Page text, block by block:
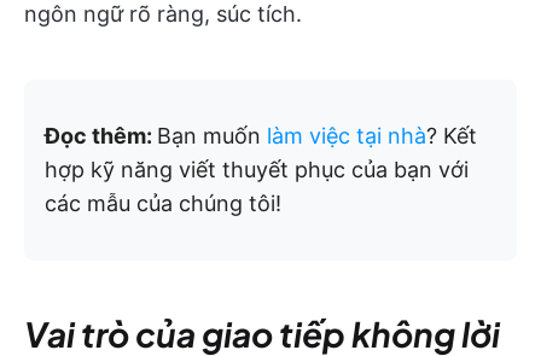
ngôn ngữ rõ ràng, súc tích.
Đọc thêm: Bạn muốn làm việc tại nhà? Kết
hợp kỹ năng viết thuyết phục của bạn với
các mẫu của chúng tôi!
Vai trò của giao tiếp không lời